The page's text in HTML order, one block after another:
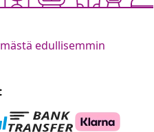
edullisemmin